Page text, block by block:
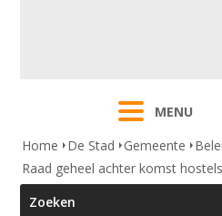
MENU
Home
De Stad Gemeente
Raad geheel achter komst
Zoeken